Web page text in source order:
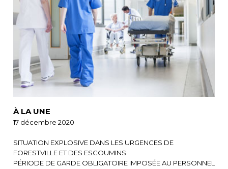
À LA UNE
17 décembre 2020
SITUATION EXPLOSIVE DANS LES URGENCES DE
FORESTVILLE ET DES ESCOUMINS
PÉRIODE DE GARDE OBLIGATOIRE IMPOSÉE AU PERSONNEL